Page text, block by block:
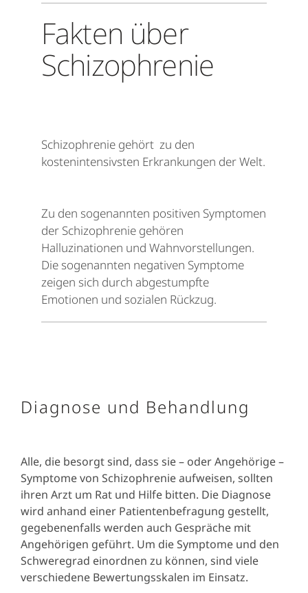
Fakten über
Schizophrenie
Schizophrenie gehört zu den
kostenintensivsten Erkrankungen der Welt.
Zu den sogenannten positiven Symptomen
der Schizophrenie gehören
Halluzinationen und Wahnvorstellungen.
Die sogenannten negativen Symptome
zeigen sich durch abgestumpfte
Emotionen und sozialen Rückzug.
Diagnose und Behandlung
Alle, die besorgt sind, dass sie – oder Angehörige –
Symptome von Schizophrenie aufweisen, sollten
ihren Arzt um Rat und Hilfe bitten. Die Diagnose
wird anhand einer Patientenbefragung gestellt,
gegebenenfalls werden auch Gespräche mit
Angehörigen geführt. Um die Symptome und den
Schweregrad einordnen zu können, sind viele
verschiedene Bewertungsskalen im Einsatz.